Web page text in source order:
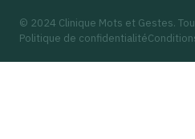
© 2024 Clinique Mots et Gestes.
Politique de confidentialité